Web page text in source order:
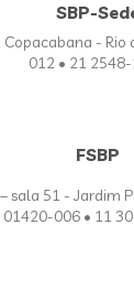
SBP-
Copacabana - Rio
012 • 21
FSBP
sala 51 - Jardim
01420-006 • 11